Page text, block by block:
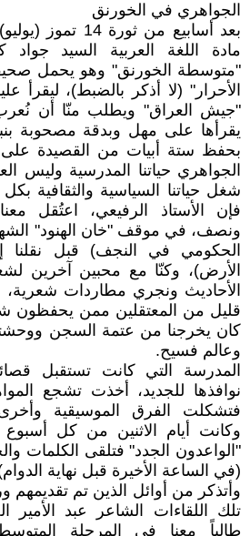
الجواهري في الخورنق
مادة اللغة العربية السيد
"متوسطة الخورنق" وهو يحمل
الأحرار" (لا أذكر بالضبط)، ليقرأ
"جيش العراق" ويطلب منّا أن نُعرب
يقرأها على مهل وبدقة مصحوبة
بحفظ ستة أبيات من القصيدة على
الجواهري حياتنا المدرسية وليس
شغل حياتنا السياسية والثقافية بكل
فإن الأستاذ الرفيعي، اعتُقل
ونصف، في موقف "خان الهنود"
الحكومي في النجف) قبل نقلنا
الأرض)، وكنّا مع محبين آخرين
الأحاديث ونجري مطاردات
قليل من المعتقلين ممن يحفظون
كان يخرجنا من عتمة السجن
وعالم فسيح.
المدرسة التي كانت تستقبل
نوافذها للجديد، أخذت تشجع
فتشكلت الفرق الموسيقية وأخرى
وكانت أيام الاثنين من كل أسبوع
"الواعدون الجدد" فتلقى الكلمات
(في الساعة الأخيرة قبل نهاية
وأتذكر من أوائل الذين تم تقديمهم
تلك اللقاءات الشاعر عبد
طالباً معنا في المرحلة